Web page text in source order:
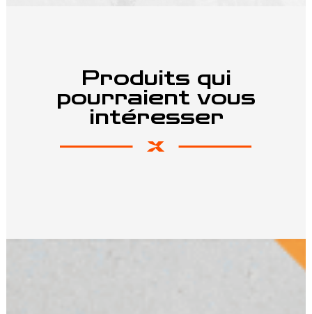
Produits qui
pourraient vous
intéresser